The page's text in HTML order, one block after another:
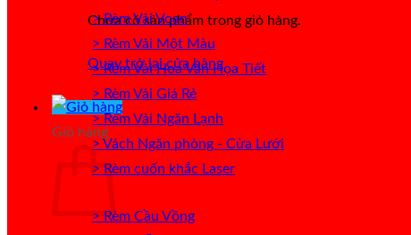
Chưa có sản phẩm trong giỏ hàng.
Quay trở lại cửa hàng
Giỏ hàng
> Rèm Vải Voan
> Rèm Vải Một Màu
> Rèm Vải Hoa Văn Họa Tiết
> Rèm Vải Giá Rẻ
> Rèm Vải Ngăn Lạnh
> Vách Ngăn phòng - Cửa Lưới
> Rèm cuốn khắc Laser
> Rèm Cầu Vồng